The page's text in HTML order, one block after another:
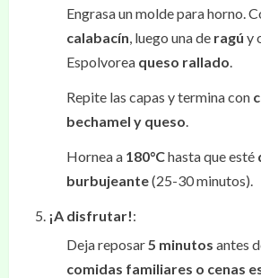
Engrasa un molde para horno.
calabacín, luego una de ragú y
Espolvorea queso rallado.
Repite las capas y termina con
bechamel y queso.
Hornea a 180°Chasta que esté
burbujeante(25-30 minutos).
¡A disfrutar!:
Deja reposar5 minutos antes
comidas familiares o cenas